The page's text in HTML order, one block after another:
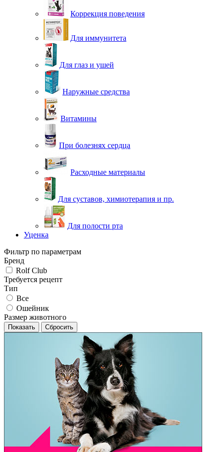
Коррекция поведения
Для иммунитета
Для глаз и ушей
Наружные средства
Витамины
При болезнях сердца
Расходные материалы
Для суставов, химиотерапия и пр.
Для полости рта
Уценка
Фильтр по параметрам
Бренд
Rolf Club
Требуется рецепт
Тип
Все
Ошейник
Размер животного
Сбросить